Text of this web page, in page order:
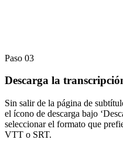
Paso 03
Descarga la
Sin salir de la página de
el ícono de descarga bajo
seleccionar el formato que
VTT o SRT.